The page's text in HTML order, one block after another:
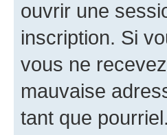
ouvrir une
inscription. Si
vous ne
mauvaise
tant que